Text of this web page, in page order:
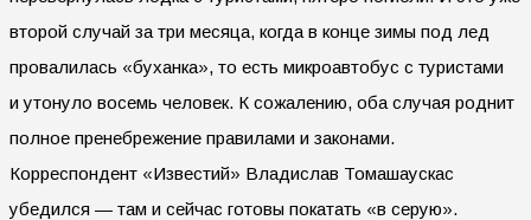
второй случай за три месяца, когда в конце зимы под лед
провалилась «буханка», то есть микроавтобус с туристами
и утонуло восемь человек. К сожалению, оба случая роднит
полное пренебрежение правилами и законами.
Корреспондент «Известий» Владислав Томашаускас
убедился — там и сейчас готовы покатать «в серую».